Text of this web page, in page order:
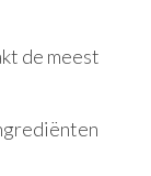
de meest